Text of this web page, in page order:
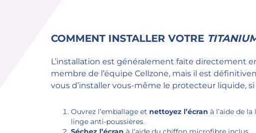
COMMENT INSTALLER VOTRE
L’installation est généralement faite directement
membre de l’équipe Cellzone, mais il est
vous d’installer vous-même le protecteur liquide,
Ouvrez l’emballage et nettoyez l’écran à l’aide de
linge anti-poussières.